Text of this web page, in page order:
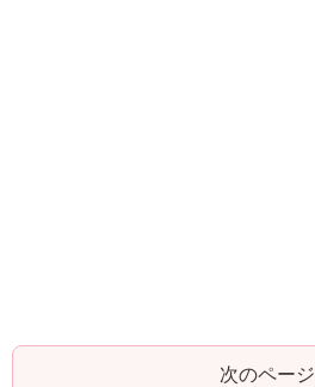
次のページ